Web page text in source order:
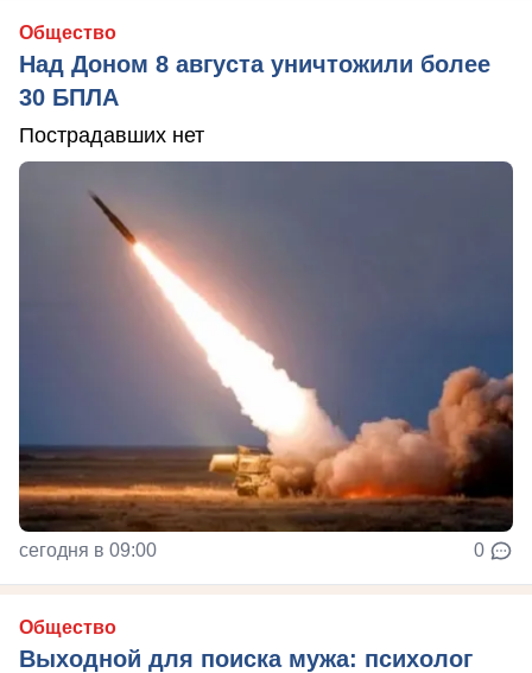
Общество
Над Доном 8 августа уничтожили более
30 БПЛА
Пострадавших нет
сегодня в 09:00 0
Общество
Выходной для поиска мужа: психолог